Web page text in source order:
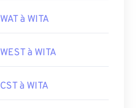
WAT à WITA
WEST à WITA
CST à WITA